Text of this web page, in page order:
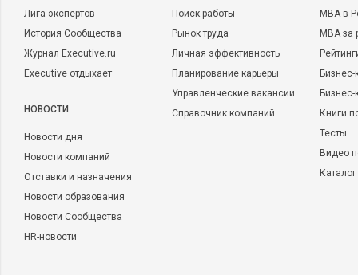
Лига экспертов
История Сообщества
Журнал Executive.ru
Executive отдыхает
НОВОСТИ
Новости дня
Новости компаний
Отставки и назначения
Новости образования
Новости Сообщества
HR-новости
Поиск работы
Рынок труда
Личная эффективность
Планирование карьеры
Управленческие вакансии
Справочник компаний
MBA в
MBA
Бизнес-
Книги
Тесты
Видео